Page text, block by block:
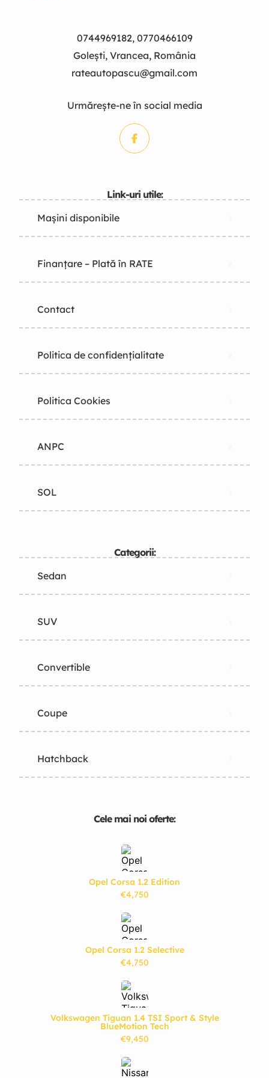
0744969182, 0770466109
Golești, Vrancea, România
rateautopascu@gmail.com
Urmărește-ne în social media
Link-uri utile:
Mașini disponibile
Finanțare – Plată în RATE
Contact
Politica de confidențialitate
Politica Cookies
ANPC
SOL
Categorii:
Sedan
SUV
Convertible
Coupe
Hatchback
Cele mai noi oferte:
Opel Corsa 1.2 Edition
€4,750
Opel Corsa 1.2 Selective
€4,750
Volkswagen Tiguan 1.4 TSI Sport & Style
BlueMotion Tech
€9,450